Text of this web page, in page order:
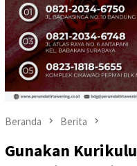
Beranda Berita
Gunakan